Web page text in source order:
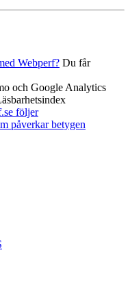
Webperf? Du får
och Google Analytics
följer
påverkar betygen